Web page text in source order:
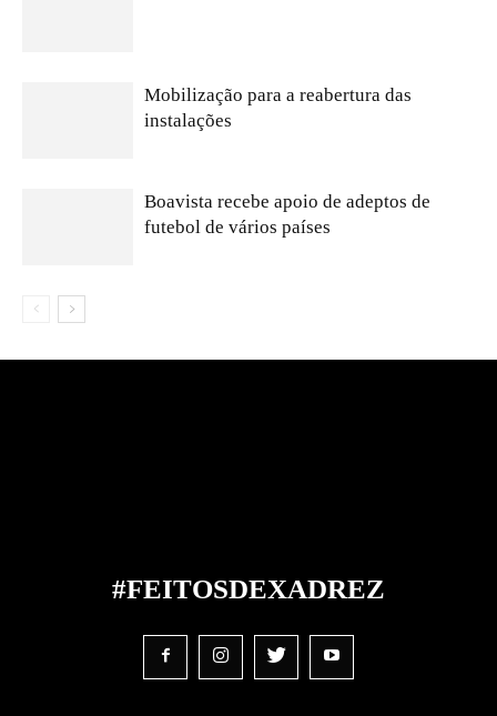
Mobilização para a reabertura das
instalações
Boavista recebe apoio de adeptos de
futebol de vários países
#FEITOSDEXADREZ